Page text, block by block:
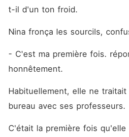
t-il d'un ton froid.
Nina fronça les sourcils,
- C'est ma première fois.
honnêtement.
Habituellement, elle ne
bureau avec ses professeurs.
C'était la première fois